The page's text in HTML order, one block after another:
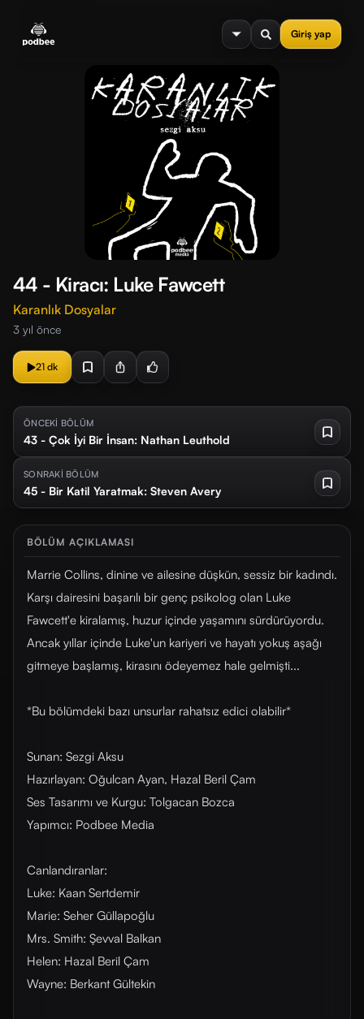
Giriş yap
menu
44 - Kiracı: Luke Fawcett
Karanlık Dosyalar
3 yıl önce
21 dk
ÖNCEKİ BÖLÜM
43 - Çok İyi Bir İnsan: Nathan Leuthold
SONRAKİ BÖLÜM
45 - Bir Katil Yaratmak: Steven Avery
BÖLÜM AÇIKLAMASI
Marrie Collins, dinine ve ailesine düşkün, sessiz bir kadındı.
Karşı dairesini başarılı bir genç psikolog olan Luke
Fawcett'e kiralamış, huzur içinde yaşamını sürdürüyordu.
Ancak yıllar içinde Luke'un kariyeri ve hayatı yokuş aşağı
gitmeye başlamış, kirasını ödeyemez hale gelmişti...
*Bu bölümdeki bazı unsurlar rahatsız edici olabilir*
Sunan: Sezgi Aksu
Hazırlayan: Oğulcan Ayan, Hazal Beril Çam
Ses Tasarımı ve Kurgu: Tolgacan Bozca
Yapımcı: Podbee Media
Canlandıranlar:
Luke: Kaan Sertdemir
Marie: Seher Güllapoğlu
Mrs. Smith: Şevval Balkan
Helen: Hazal Beril Çam
Wayne: Berkant Gültekin